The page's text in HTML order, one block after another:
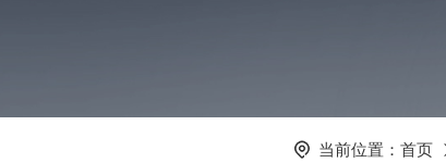
当前位置： 首页